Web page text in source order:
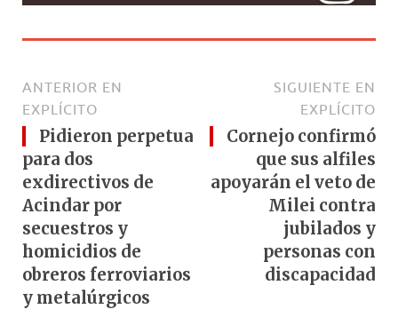
ANTERIOR EN
EXPLÍCITO
Pidieron perpetua
para dos
exdirectivos de
Acindar por
secuestros y
homicidios de
obreros ferroviarios
y metalúrgicos
SIGUIENTE EN
EXPLÍCITO
Cornejo confirmó
que sus alfiles
apoyarán el veto de
Milei contra
jubilados y
personas con
discapacidad